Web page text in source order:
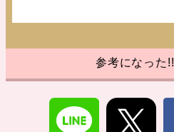
参考になった!!